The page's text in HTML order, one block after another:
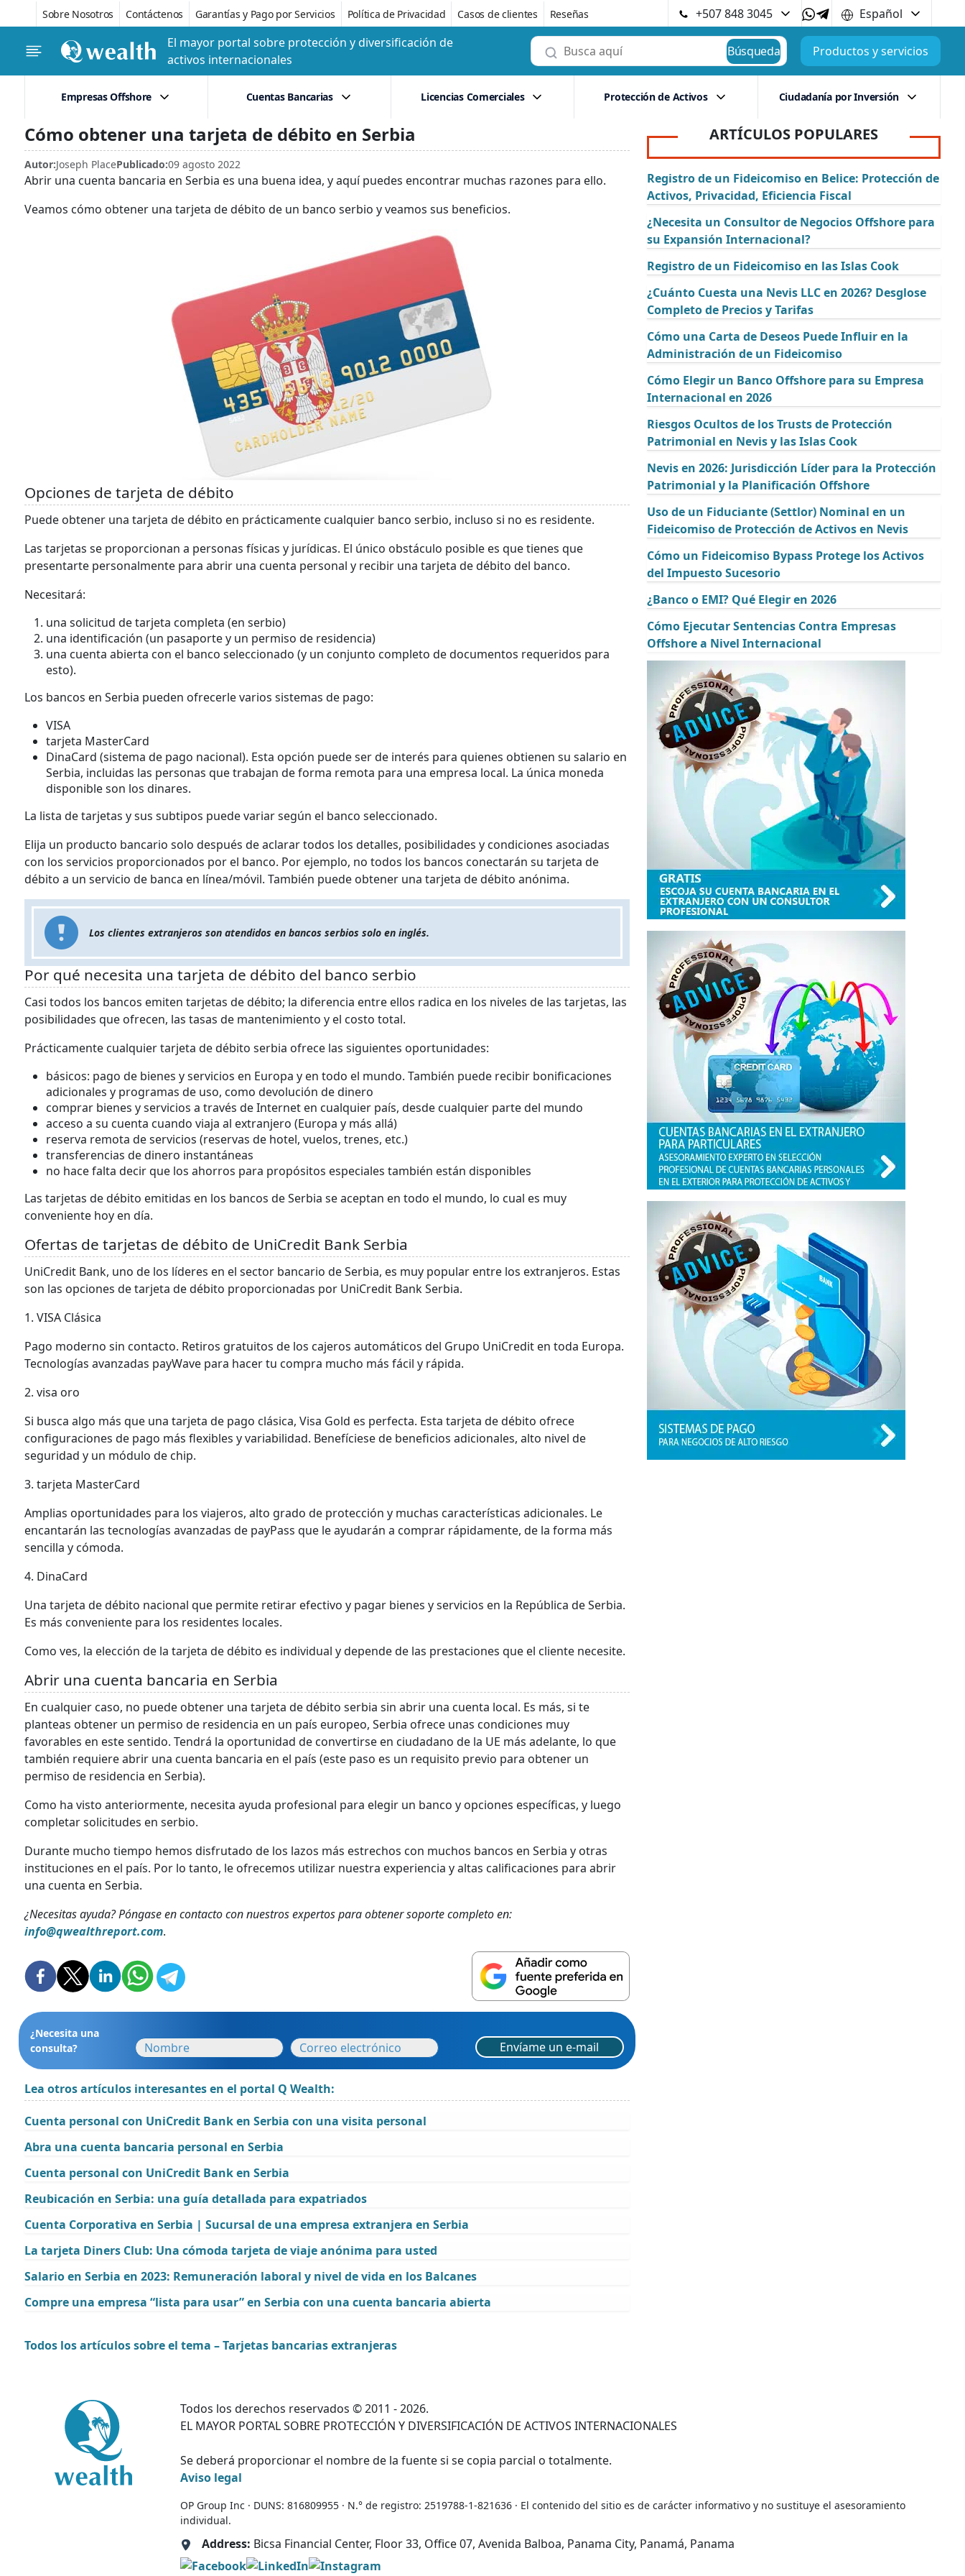
Sobre Nosotros Contáctenos Garantías y Pago por Servicios Política de Privacidad Casos de clientes Reseñas +507 848 3045
Español
El mayor portal sobre protección y diversificación de
activos internacionales
Búsqueda Productos y servicios
Empresas Offshore Cuentas Bancarias Licencias Comerciales Protección de Activos Ciudadanía por Inversión
Cómo obtener una tarjeta de débito en Serbia
Autor:Joseph PlacePublicado:09 agosto 2022
Abrir una cuenta bancaria en Serbia es una buena idea, y aquí puedes encontrar muchas razones para ello.
Veamos cómo obtener una tarjeta de débito de un banco serbio y veamos sus beneficios.
Opciones de tarjeta de débito
Puede obtener una tarjeta de débito en prácticamente cualquier banco serbio, incluso si no es residente.
Las tarjetas se proporcionan a personas físicas y jurídicas. El único obstáculo posible es que tienes que
presentarte personalmente para abrir una cuenta personal y recibir una tarjeta de débito del banco.
Necesitará:
una solicitud de tarjeta completa (en serbio)
una identificación (un pasaporte y un permiso de residencia)
una cuenta abierta con el banco seleccionado (y un conjunto completo de documentos requeridos para
esto).
Los bancos en Serbia pueden ofrecerle varios sistemas de pago:
VISA
tarjeta MasterCard
DinaCard (sistema de pago nacional). Esta opción puede ser de interés para quienes obtienen su salario en
Serbia, incluidas las personas que trabajan de forma remota para una empresa local. La única moneda
disponible son los dinares.
La lista de tarjetas y sus subtipos puede variar según el banco seleccionado.
Elija un producto bancario solo después de aclarar todos los detalles, posibilidades y condiciones asociadas
con los servicios proporcionados por el banco. Por ejemplo, no todos los bancos conectarán su tarjeta de
débito a un servicio de banca en línea/móvil. También puede obtener una tarjeta de débito anónima.
Los clientes extranjeros son atendidos en bancos serbios solo en inglés.
Por qué necesita una tarjeta de débito del banco serbio
Casi todos los bancos emiten tarjetas de débito; la diferencia entre ellos radica en los niveles de las tarjetas, las
posibilidades que ofrecen, las tasas de mantenimiento y el costo total.
Prácticamente cualquier tarjeta de débito serbia ofrece las siguientes oportunidades:
básicos: pago de bienes y servicios en Europa y en todo el mundo. También puede recibir bonificaciones
adicionales y programas de uso, como devolución de dinero
comprar bienes y servicios a través de Internet en cualquier país, desde cualquier parte del mundo
acceso a su cuenta cuando viaja al extranjero (Europa y más allá)
reserva remota de servicios (reservas de hotel, vuelos, trenes, etc.)
transferencias de dinero instantáneas
no hace falta decir que los ahorros para propósitos especiales también están disponibles
Las tarjetas de débito emitidas en los bancos de Serbia se aceptan en todo el mundo, lo cual es muy
conveniente hoy en día.
Ofertas de tarjetas de débito de UniCredit Bank Serbia
UniCredit Bank, uno de los líderes en el sector bancario de Serbia, es muy popular entre los extranjeros. Estas
son las opciones de tarjeta de débito proporcionadas por UniCredit Bank Serbia.
1. VISA Clásica
Pago moderno sin contacto. Retiros gratuitos de los cajeros automáticos del Grupo UniCredit en toda Europa.
Tecnologías avanzadas payWave para hacer tu compra mucho más fácil y rápida.
2. visa oro
Si busca algo más que una tarjeta de pago clásica, Visa Gold es perfecta. Esta tarjeta de débito ofrece
configuraciones de pago más flexibles y variabilidad. Benefíciese de beneficios adicionales, alto nivel de
seguridad y un módulo de chip.
3. tarjeta MasterCard
Amplias oportunidades para los viajeros, alto grado de protección y muchas características adicionales. Le
encantarán las tecnologías avanzadas de payPass que le ayudarán a comprar rápidamente, de la forma más
sencilla y cómoda.
4. DinaCard
Una tarjeta de débito nacional que permite retirar efectivo y pagar bienes y servicios en la República de Serbia.
Es más conveniente para los residentes locales.
Como ves, la elección de la tarjeta de débito es individual y depende de las prestaciones que el cliente necesite.
Abrir una cuenta bancaria en Serbia
En cualquier caso, no puede obtener una tarjeta de débito serbia sin abrir una cuenta local. Es más, si te
planteas obtener un permiso de residencia en un país europeo, Serbia ofrece unas condiciones muy
favorables en este sentido. Tendrá la oportunidad de convertirse en ciudadano de la UE más adelante, lo que
también requiere abrir una cuenta bancaria en el país (este paso es un requisito previo para obtener un
permiso de residencia en Serbia).
Como ha visto anteriormente, necesita ayuda profesional para elegir un banco y opciones específicas, y luego
completar solicitudes en serbio.
Durante mucho tiempo hemos disfrutado de los lazos más estrechos con muchos bancos en Serbia y otras
instituciones en el país. Por lo tanto, le ofrecemos utilizar nuestra experiencia y altas calificaciones para abrir
una cuenta en Serbia.
¿Necesitas ayuda? Póngase en contacto con nuestros expertos para obtener soporte completo en:
info@qwealthreport.com.
¿Necesita una
consulta?
Envíame un e-mail
Lea otros artículos interesantes en el portal Q Wealth:
Cuenta personal con UniCredit Bank en Serbia con una visita personal
Abra una cuenta bancaria personal en Serbia
Cuenta personal con UniCredit Bank en Serbia
Reubicación en Serbia: una guía detallada para expatriados
Cuenta Corporativa en Serbia | Sucursal de una empresa extranjera en Serbia
La tarjeta Diners Club: Una cómoda tarjeta de viaje anónima para usted
Salario en Serbia en 2023: Remuneración laboral y nivel de vida en los Balcanes
Compre una empresa “lista para usar” en Serbia con una cuenta bancaria abierta
Todos los artículos sobre el tema – Tarjetas bancarias extranjeras
ARTÍCULOS POPULARES
Registro de un Fideicomiso en Belice: Protección de
Activos, Privacidad, Eficiencia Fiscal
¿Necesita un Consultor de Negocios Offshore para
su Expansión Internacional?
Registro de un Fideicomiso en las Islas Cook
¿Cuánto Cuesta una Nevis LLC en 2026? Desglose
Completo de Precios y Tarifas
Cómo una Carta de Deseos Puede Influir en la
Administración de un Fideicomiso
Cómo Elegir un Banco Offshore para su Empresa
Internacional en 2026
Riesgos Ocultos de los Trusts de Protección
Patrimonial en Nevis y las Islas Cook
Nevis en 2026: Jurisdicción Líder para la Protección
Patrimonial y la Planificación Offshore
Uso de un Fiduciante (Settlor) Nominal en un
Fideicomiso de Protección de Activos en Nevis
Cómo un Fideicomiso Bypass Protege los Activos
del Impuesto Sucesorio
¿Banco o EMI? Qué Elegir en 2026
Cómo Ejecutar Sentencias Contra Empresas
Offshore a Nivel Internacional
Todos los derechos reservados © 2011 - 2026.
EL MAYOR PORTAL SOBRE PROTECCIÓN Y DIVERSIFICACIÓN DE ACTIVOS INTERNACIONALES
Se deberá proporcionar el nombre de la fuente si se copia parcial o totalmente.
Aviso legal
OP Group Inc · DUNS: 816809955 · N.° de registro: 2519788-1-821636 · El contenido del sitio es de carácter informativo y no sustituye el asesoramiento
individual.
Address: Bicsa Financial Center, Floor 33, Office 07, Avenida Balboa, Panama City, Panamá, Panama